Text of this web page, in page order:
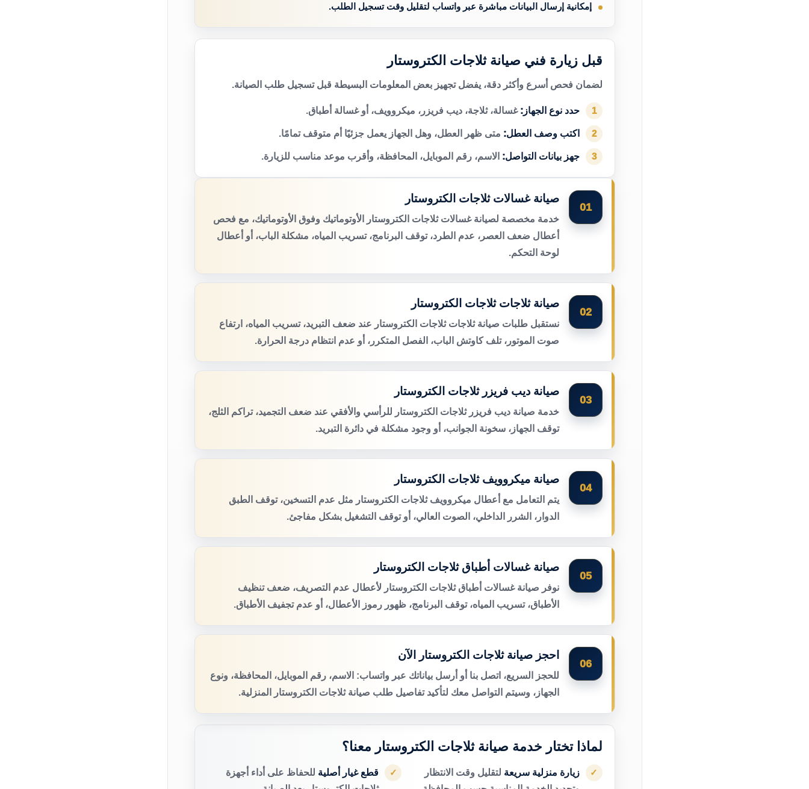
إمكانية إرسال البيانات مباشرة عبر واتساب لتقليل وقت تسجيل الطلب.
قبل زيارة فني صيانة ثلاجات الكتروستار
لضمان فحص أسرع وأكثر دقة، يفضل تجهيز بعض المعلومات البسيطة قبل تسجيل طلب الصيانة.
1 حدد نوع الجهاز: غسالة، ثلاجة، ديب فريزر، ميكروويف، أو غسالة أطباق.
2 اكتب وصف العطل: متى ظهر العطل، وهل الجهاز يعمل جزئيًا أم متوقف تمامًا.
3 جهز بيانات التواصل: الاسم، رقم الموبايل، المحافظة، وأقرب موعد مناسب للزيارة.
01
صيانة غسالات ثلاجات الكتروستار
خدمة مخصصة لصيانة غسالات ثلاجات الكتروستار الأوتوماتيك وفوق الأوتوماتيك، مع فحص
أعطال ضعف العصر، عدم الطرد، توقف البرنامج، تسريب المياه، مشكلة الباب، أو أعطال
لوحة التحكم.
02
صيانة ثلاجات ثلاجات الكتروستار
نستقبل طلبات صيانة ثلاجات ثلاجات الكتروستار عند ضعف التبريد، تسريب المياه، ارتفاع
صوت الموتور، تلف كاوتش الباب، الفصل المتكرر، أو عدم انتظام درجة الحرارة.
03
صيانة ديب فريزر ثلاجات الكتروستار
خدمة صيانة ديب فريزر ثلاجات الكتروستار للرأسي والأفقي عند ضعف التجميد، تراكم الثلج،
توقف الجهاز، سخونة الجوانب، أو وجود مشكلة في دائرة التبريد.
04
صيانة ميكروويف ثلاجات الكتروستار
يتم التعامل مع أعطال ميكروويف ثلاجات الكتروستار مثل عدم التسخين، توقف الطبق
الدوار، الشرر الداخلي، الصوت العالي، أو توقف التشغيل بشكل مفاجئ.
05
صيانة غسالات أطباق ثلاجات الكتروستار
نوفر صيانة غسالات أطباق ثلاجات الكتروستار لأعطال عدم التصريف، ضعف تنظيف
الأطباق، تسريب المياه، توقف البرنامج، ظهور رموز الأعطال، أو عدم تجفيف الأطباق.
06
احجز صيانة ثلاجات الكتروستار الآن
للحجز السريع، اتصل بنا أو أرسل بياناتك عبر واتساب: الاسم، رقم الموبايل، المحافظة، ونوع
الجهاز، وسيتم التواصل معك لتأكيد تفاصيل طلب صيانة ثلاجات الكتروستار المنزلية.
لماذا تختار خدمة صيانة ثلاجات الكتروستار معنا؟
✓ زيارة منزلية سريعة لتقليل وقت الانتظار
✓ قطع غيار أصلية للحفاظ على أداء أجهزة